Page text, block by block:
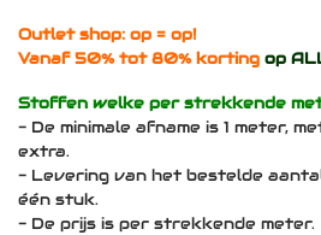
Outlet shop: op = op!
Vanaf 50% tot 80% korting op
Stoffen welke per strekkende
- De minimale afname is 1 meter,
extra.
- Levering van het bestelde
één stuk.
- De prijs is per strekkende meter.